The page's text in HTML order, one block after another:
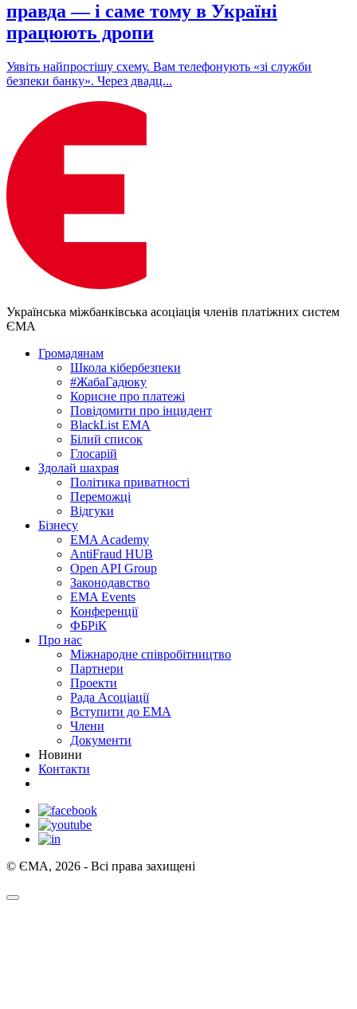
правда — і саме тому в Україні
працюють дропи
Уявіть найпростішу схему. Вам телефонують «зі служби
безпеки банку». Через двадц...
Українська міжбанківська асоціація членів платіжних систем
ЄМА
Громадянам
Школа кібербезпеки
#ЖабаГадюку
Корисне про платежі
Повідомити про інцидент
BlackList EMA
Білий список
Глосарій
Здолай шахрая
Політика приватності
Переможцi
Відгуки
Бізнесу
EMA Academy
AntiFraud HUB
Open API Group
Законодавство
EMA Events
Конференції
ФБРіК
Про нас
Міжнародне співробітництво
Партнери
Проекти
Рада Асоціації
Вступити до ЕМА
Члени
Документи
Новини
Контакти
© ЄМА, 2026 - Всі права захищені